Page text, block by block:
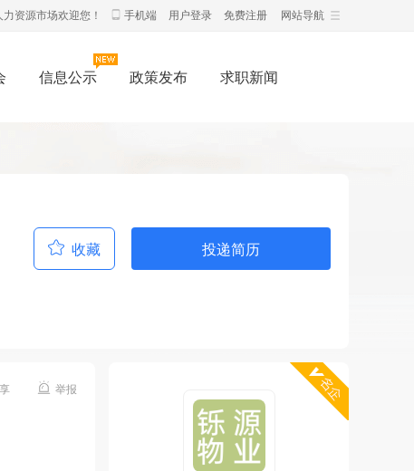
网站导航
资源市场欢迎您！ 手机端 用户登录 免费注册
信息公示 政策发布 求职新闻
收藏 投递简历
举报